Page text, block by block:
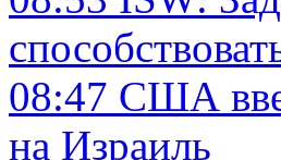
08:47 США
на Израиль